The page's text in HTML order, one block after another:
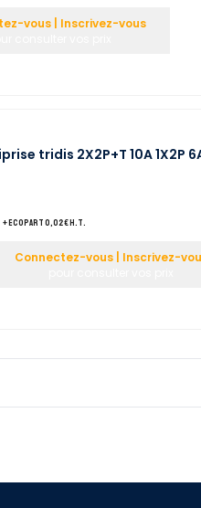
vous | Inscrivez-vous
tridis 2X2P+T 10A 1X2P
+ ecopart 0,02 € H.T.
Connectez-vous | Inscrivez-